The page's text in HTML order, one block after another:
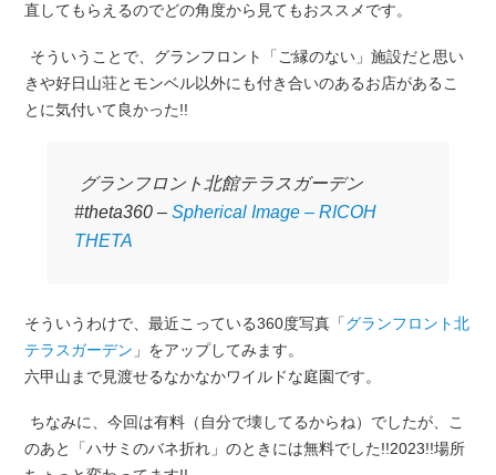
直してもらえるのでどの角度から見てもおススメです。
そういうことで、グランフロント「ご縁のない」施設だと思い
きや好日山荘とモンベル以外にも付き合いのあるお店があるこ
とに気付いて良かった!!
グランフロント北館テラスガーデン
#theta360 – Spherical Image – RICOH
THETA
そういうわけで、最近こっている360度写真「グランフロント北
テラスガーデン 」をアップしてみます。
六甲山まで見渡せるなかなかワイルドな庭園です。
ちなみに、今回は有料（自分で壊してるからね）でしたが、こ
のあと「ハサミのバネ折れ」のときには無料でした!!2023!!場所